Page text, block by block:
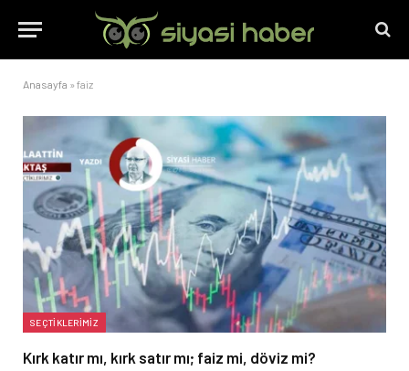
Anasayfa » faiz
SEÇTIKLERIMIZ
Kırk katır mı, kırk satır mı; faiz mi, döviz mi?